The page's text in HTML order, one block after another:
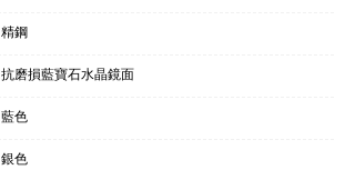
精鋼
抗磨損藍寶石水晶鏡面
藍色
銀色